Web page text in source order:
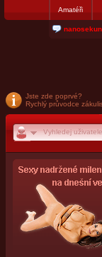
Amatéři
jjoseff:
Jste zde poprvé?
Rychlý průvodce